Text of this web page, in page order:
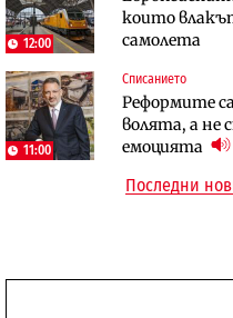
12:00
които
самолета
11:00
Списанието
Реформите
волята, а не
емоцията
сушата
Държавният
изток 2“
предстои?
„Ендуросат“
космически
център в
Последни